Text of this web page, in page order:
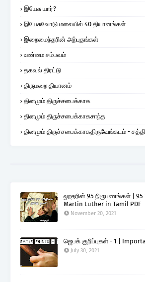
இயேசு யார்?
இயேசுவோடு மலையில் 40 தியானங்கள்
இறைமைந்தரின் அற்புதங்கள்
உண்மை சம்பவம்
தகவல் திரட்டு
திருமறை தியானம்
தினமும் திருச்சபைக்காக
தினமும் திருச்சபைக்காகசாந்த
தினமும் திருச்சபைக்காகதிருவேங்கடம் -
லூதரின் 95 நிரூபணங்கள் | 95
Martin Luther in Tamil PDF
November 20, 2021
ஜெபக் குறிப்புகள் - 1 |
July 30, 2021